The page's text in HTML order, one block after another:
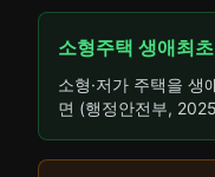
소형주택 생애최
소형·저가 주택을 생
면 (행정안전부,